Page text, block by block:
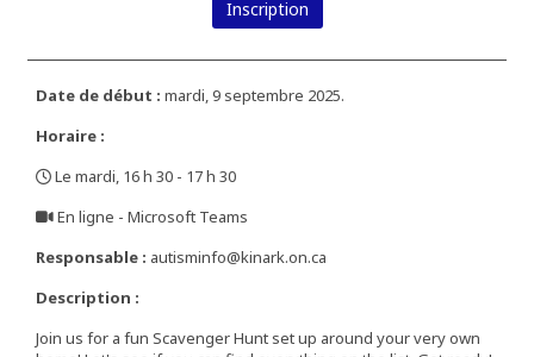
Inscription
Date de début : mardi, 9 septembre 2025.
Horaire :
Le mardi, 16 h 30 - 17 h 30
En ligne - Microsoft Teams
Responsable : autisminfo@kinark.on.ca
Description :
Join us for a fun Scavenger Hunt set up around your very own